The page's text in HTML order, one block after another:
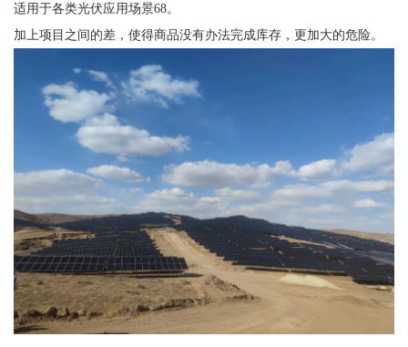
适用于各类光伏应用场景68。
加上项目之间的差，使得商品没有办法完成库存，更加大的危险。